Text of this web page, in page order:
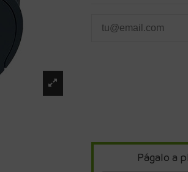
Págalo a